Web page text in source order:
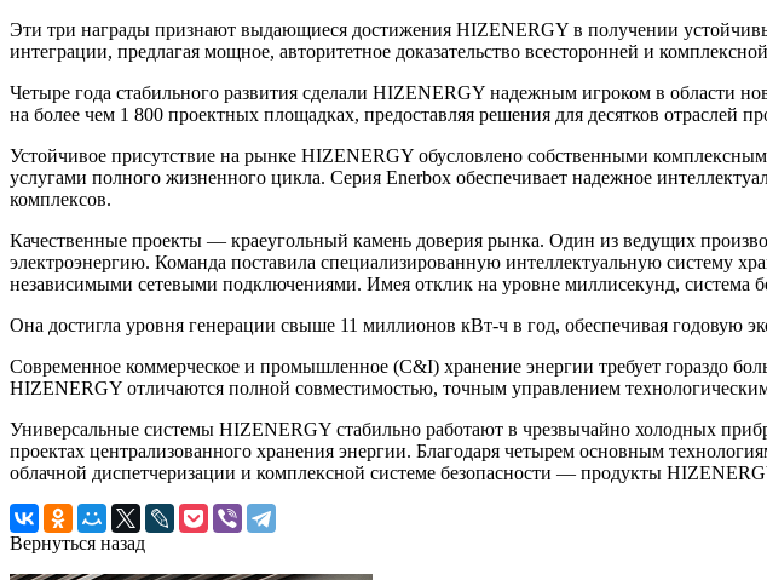
Эти три награды признают выдающиеся достижения HIZENERGY в получении
интеграции, предлагая мощное, авторитетное доказательство всесторонней и
Четыре года стабильного развития сделали HIZENERGY надежным игроком в области
на более чем 1 800 проектных площадках, предоставляя решения для десятков отраслей
Устойчивое присутствие на рынке HIZENERGY обусловлено собственными
услугами полного жизненного цикла. Серия Enerbox обеспечивает надежное
комплексов.
Качественные проекты — краеугольный камень доверия рынка. Один из ведущих
электроэнергию. Команда поставила специализированную интеллектуальную
независимыми сетевыми подключениями. Имея отклик на уровне миллисекунд, система
Она достигла уровня генерации свыше 11 миллионов кВт-ч в год, обеспечивая годовую
Современное коммерческое и промышленное (C&I) хранение энергии требует гораздо
HIZENERGY отличаются полной совместимостью, точным управлением
Универсальные системы HIZENERGY стабильно работают в чрезвычайно холодных
проектах централизованного хранения энергии. Благодаря четырем основным
облачной диспетчеризации и комплексной системе безопасности — продукты
Вернуться назад